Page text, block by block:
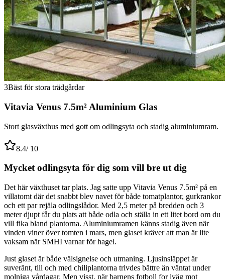
3Bäst för stora trädgårdar
Vitavia Venus 7.5m² Aluminium Glas
Stort glasväxthus med gott om odlingsyta och stadig aluminiumram.
8.4/ 10
Mycket odlingsyta för dig som vill bre ut dig
Det här växthuset tar plats. Jag satte upp Vitavia Venus 7.5m² på en
villatomt där det snabbt blev navet för både tomatplantor, gurkrankor
och ett par rejäla odlingslådor. Med 2,5 meter på bredden och 3
meter djupt får du plats att både odla och ställa in ett litet bord om du
vill fika bland plantorna. Aluminiumramen känns stadig även när
vinden viner över tomten i mars, men glaset kräver att man är lite
vaksam när SMHI varnar för hagel.
Just glaset är både välsignelse och utmaning. Ljusinsläppet är
suveränt, till och med chiliplantorna trivdes bättre än väntat under
molniga vårdagar. Men visst, när barnens fotboll for iväg mot